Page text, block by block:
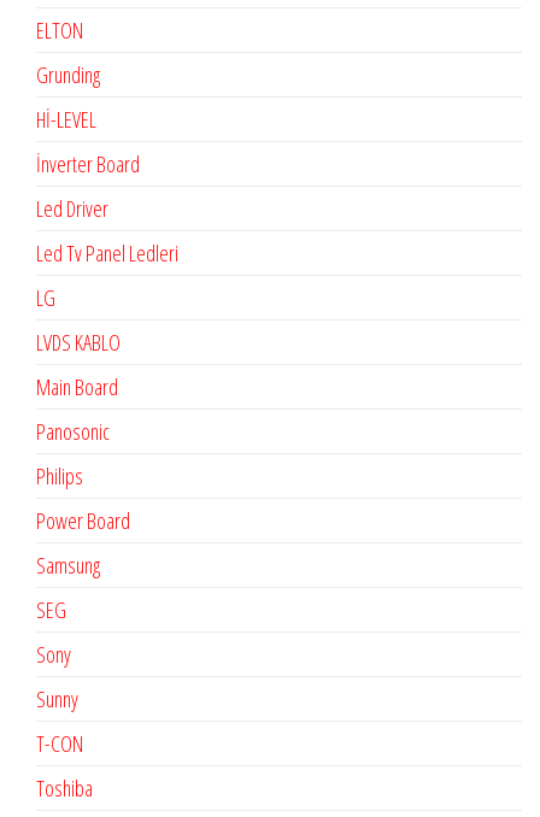
ELTON
Grunding
Hİ-LEVEL
İnverter Board
Led Driver
Led Tv Panel Ledleri
LG
LVDS KABLO
Main Board
Panosonic
Philips
Power Board
Samsung
SEG
Sony
Sunny
T-CON
Toshiba